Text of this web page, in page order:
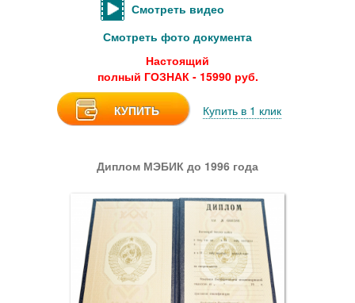
Смотреть видео
Смотреть фото документа
Настоящий
полный ГОЗНАК - 15990 руб.
КУПИТЬ Купить в 1 клик
Диплом МЭБИК до 1996 года